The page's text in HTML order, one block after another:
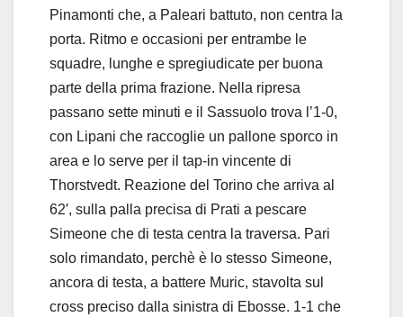
Pinamonti che, a Paleari battuto, non centra la
porta. Ritmo e occasioni per entrambe le
squadre, lunghe e spregiudicate per buona
parte della prima frazione. Nella ripresa
passano sette minuti e il Sassuolo trova l’1-0,
con Lipani che raccoglie un pallone sporco in
area e lo serve per il tap-in vincente di
Thorstvedt. Reazione del Torino che arriva al
62′, sulla palla precisa di Prati a pescare
Simeone che di testa centra la traversa. Pari
solo rimandato, perchè è lo stesso Simeone,
ancora di testa, a battere Muric, stavolta sul
cross preciso dalla sinistra di Ebosse. 1-1 che